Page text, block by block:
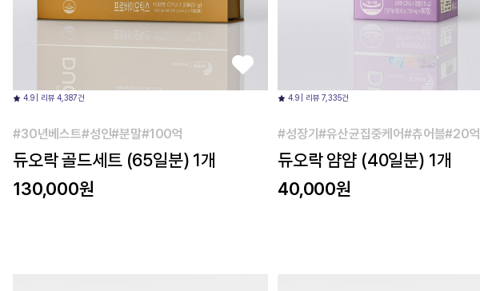
4.9 | 리뷰 4,387건
#30년베스트#성인#분말#100억
듀오락 골드세트 (65일분) 1개
130,000원
4.9 | 리뷰 7,335건
#성장기#유산균집중케어#츄어블#20억
듀오락 얌얌 (40일분) 1개
40,000원